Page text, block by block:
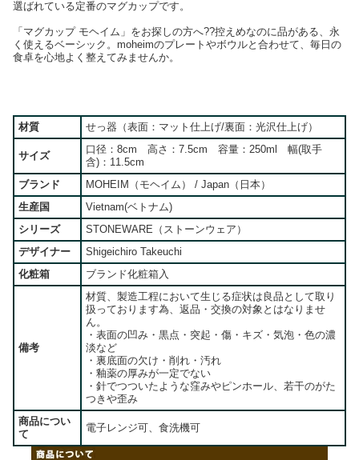
選ばれている定番のマグカップです。
「マグカップ モヘイム」をお探しの方へ??控えめなのに品がある、永
く使えるベーシック。moheimのプレートやボウルと合わせて、毎日の
食卓を心地よく整えてみませんか。
材質 せっ器（表面：マット仕上げ/裏面：光沢仕上げ）
サイズ
口径：8cm 高さ：7.5cm 容量：250ml 幅(取手
含)：11.5cm
ブランド
MOHEIM（モヘイム） / Japan（日本）
生産国
Vietnam(ベトナム)
シリーズ
STONEWARE（ストーンウェア）
デザイナー
Shigeichiro Takeuchi
化粧箱
ブランド化粧箱入
備考
材質、製造工程において生じる症状は良品として取り
扱っております為、返品・交換の対象とはなりませ
ん。
・表面の凹み・黒点・突起・傷・キズ・気泡・色の濃
淡など
・裏底面の欠け・削れ・汚れ
・釉薬の厚みが一定でない
・針でつついたような窪みやピンホール、若干のがた
つきや歪み
商品につい
て
電子レンジ可、食洗機可